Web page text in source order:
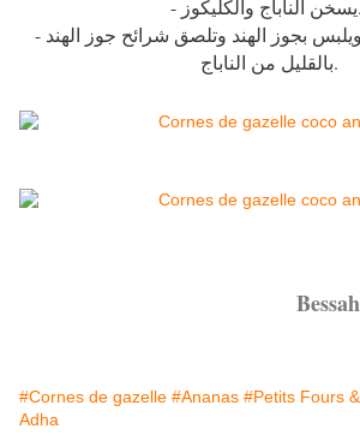
- يسخن الناباج والكليكوز.
- يدهن كعب الغزال ويلبس بجوز الهند وتلصق شرائح جوز الهند
بالقليل من الناباج.
Bessaha
#Cornes de gazelle #Ananas #Petits Fours
Adha